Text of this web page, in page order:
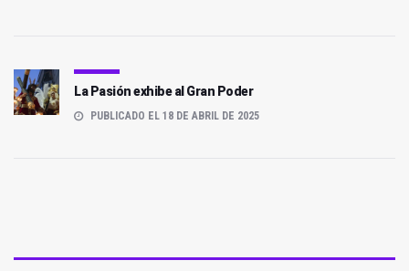
La Pasión exhibe al Gran Poder
PUBLICADO EL 18 DE ABRIL DE 2025